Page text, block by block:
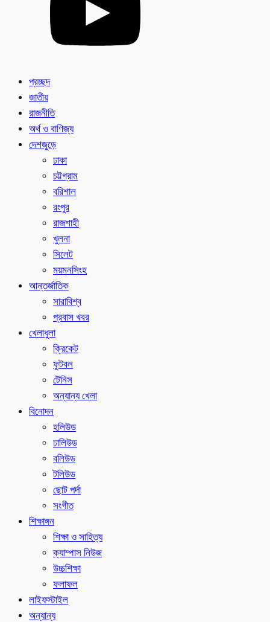
প্রচ্ছদ
জাতীয়
রাজনীতি
অর্থ ও বাণিজ্য
দেশজুড়ে
ঢাকা
চট্টগ্রাম
বরিশাল
রংপুর
রাজশাহী
খুলনা
সিলেট
ময়মনসিংহ
আন্তর্জাতিক
সারাবিশ্ব
প্রবাস খবর
খেলাধুলা
ক্রিকেট
ফুটবল
টেনিস
অন্যান্য খেলা
বিনোদন
হলিউড
ঢালিউড
বলিউড
টলিউড
ছোট পর্দা
সংগীত
শিক্ষাঙ্গন
শিক্ষা ও সাহিত্য
ক্যাম্পাস নিউজ
উচ্চশিক্ষা
ফলাফল
লাইফস্টাইল
অন্যান্য